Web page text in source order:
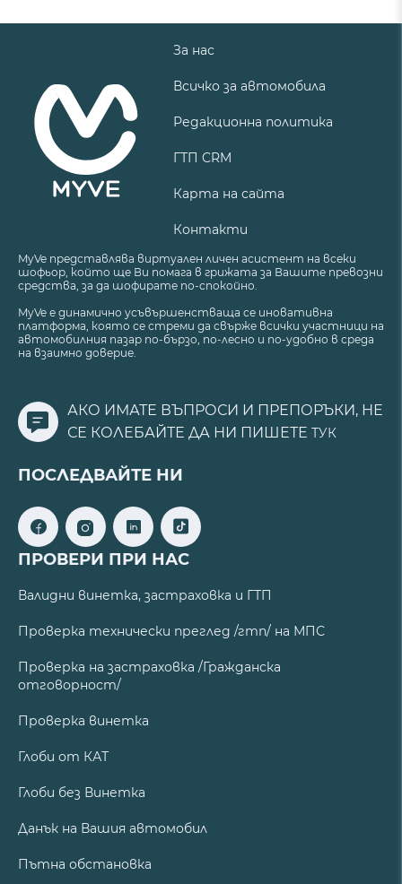
За нас
Всичко за автомобила
Редакционна политика
ГТП CRM
Карта на сайта
Контакти
MyVe представлява виртуален личен асистент на всеки
шофьор, който ще Ви помага в грижата за Вашите превозни
средства, за да шофирате по-спокойно.
MyVe е динамично усъвършенстваща се иновативна
платформа, която се стреми да свърже всички участници на
автомобилния пазар по-бързо, по-лесно и по-удобно в среда
на взаимно доверие.
АКО ИМАТЕ ВЪПРОСИ И ПРЕПОРЪКИ, НЕ
СЕ КОЛЕБАЙТЕ ДА НИ ПИШЕТЕ ТУК
ПОСЛЕДВАЙТЕ НИ
ПРОВЕРИ ПРИ НАС
Валидни винетка, застраховка и ГТП
Проверка технически преглед /гтп/ на МПС
Проверка на застраховка /Гражданска
отговорност/
Проверка винетка
Глоби от КАТ
Глоби без Винетка
Данък на Вашия автомобил
Пътна обстановка